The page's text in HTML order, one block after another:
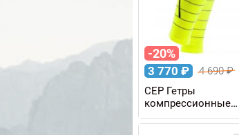
-20%
3 770 ₽ 4 690₽
CEP Гетры
компрессионные
REFLECTIVE W
женские